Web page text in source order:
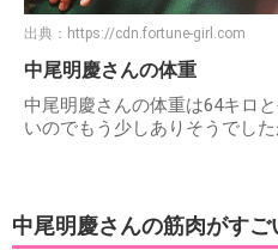
出典： https://cdn.fortune-girl.com
中尾明慶さんの体重
中尾明慶さんの体重は64キロ
いのでもう少しありそうでし
中尾明慶さんの筋肉がすご